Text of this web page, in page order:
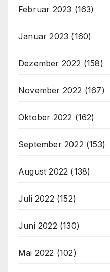
Februar 2023 (163)
Januar 2023 (160)
Dezember 2022 (158)
November 2022 (167)
Oktober 2022 (162)
September 2022 (153)
August 2022 (138)
Juli 2022 (152)
Juni 2022 (130)
Mai 2022 (102)